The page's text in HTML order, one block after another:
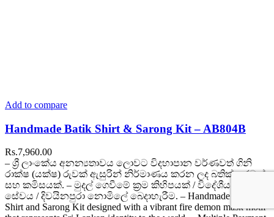
Add to compare
Handmade Batik Shirt & Sarong Kit – AB804B
Rs.7,960.00
– ශ්‍රී ලාංකේය අනන්‍යතාවය ලොවට විදහාපාන වර්ණවත් ගිනි
රාක්ෂ (යක්ෂ) රුවක් ඇසුරින් නිර්මාණය කරන ලද බතික් සරමක්
සහ කමිසයක්. – මුදල් ගෙවීමේ ක්‍රම කිහිපයක් / විදේශීය ඩිලිවරි
සේවය / දිවයිනපුරා නොමිලේ බෙදාහැරීම. – Handmade Batik
Shirt and Sarong Kit designed with a vibrant fire demon mask motif